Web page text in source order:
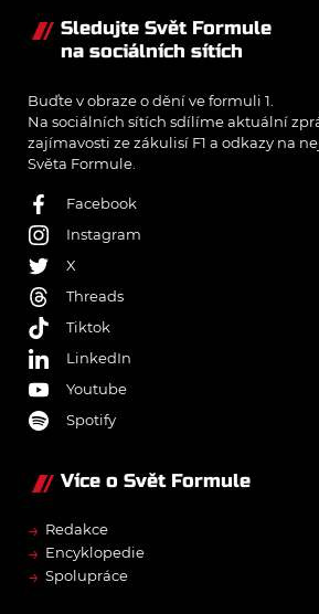
Sledujte Svět Formule
na sociálních sítích
Buďte v obraze o dění ve formuli 1.
Na sociálních sítích sdílíme aktuální
zajímavosti ze zákulisí F1 a odkazy na
Světa Formule.
Facebook
Instagram
X
Threads
Tiktok
LinkedIn
Youtube
Spotify
Více o Svět Formule
→ Redakce
→ Encyklopedie
→ Spolupráce